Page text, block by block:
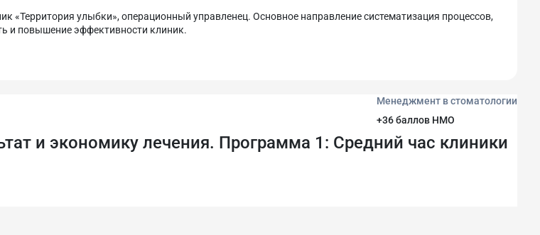
«Территория улыбки», операционный управленец. Основное направление систематизация процессов,
и повышение эффективности клиник.
Менеджмент в стоматологии
+36 баллов НМО
и экономику лечения. Программа 1: Средний час клиники